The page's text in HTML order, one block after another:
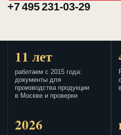
+7 495 231-03-29
11 лет
работаем с 2015 года:
документы для
производства продукции
в Москве и проверки
2026